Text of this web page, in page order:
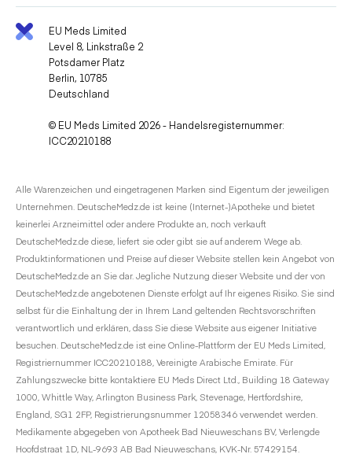
EU Meds Limited
Level 8, Linkstraße 2
Potsdamer Platz
Berlin, 10785
Deutschland
© EU Meds Limited 2026 - Handelsregisternummer:
ICC20210188
Alle Warenzeichen und eingetragenen Marken sind Eigentum der jeweiligen
Unternehmen. DeutscheMedz.de ist keine (Internet-)Apotheke und bietet
keinerlei Arzneimittel oder andere Produkte an, noch verkauft
DeutscheMedz.de diese, liefert sie oder gibt sie auf anderem Wege ab.
Produktinformationen und Preise auf dieser Website stellen kein Angebot von
DeutscheMedz.de an Sie dar. Jegliche Nutzung dieser Website und der von
DeutscheMedz.de angebotenen Dienste erfolgt auf Ihr eigenes Risiko. Sie sind
selbst für die Einhaltung der in Ihrem Land geltenden Rechtsvorschriften
verantwortlich und erklären, dass Sie diese Website aus eigener Initiative
besuchen. DeutscheMedz.de ist eine Online-Plattform der EU Meds Limited,
Registriernummer ICC20210188, Vereinigte Arabische Emirate. Für
Zahlungszwecke bitte kontaktiere EU Meds Direct Ltd., Building 18 Gateway
1000, Whittle Way, Arlington Business Park, Stevenage, Hertfordshire,
England, SG1 2FP, Registrierungsnummer 12058346 verwendet werden.
Medikamente abgegeben von Apotheek Bad Nieuweschans BV, Verlengde
Hoofdstraat 1D, NL-9693 AB Bad Nieuweschans, KVK-Nr. 57429154.